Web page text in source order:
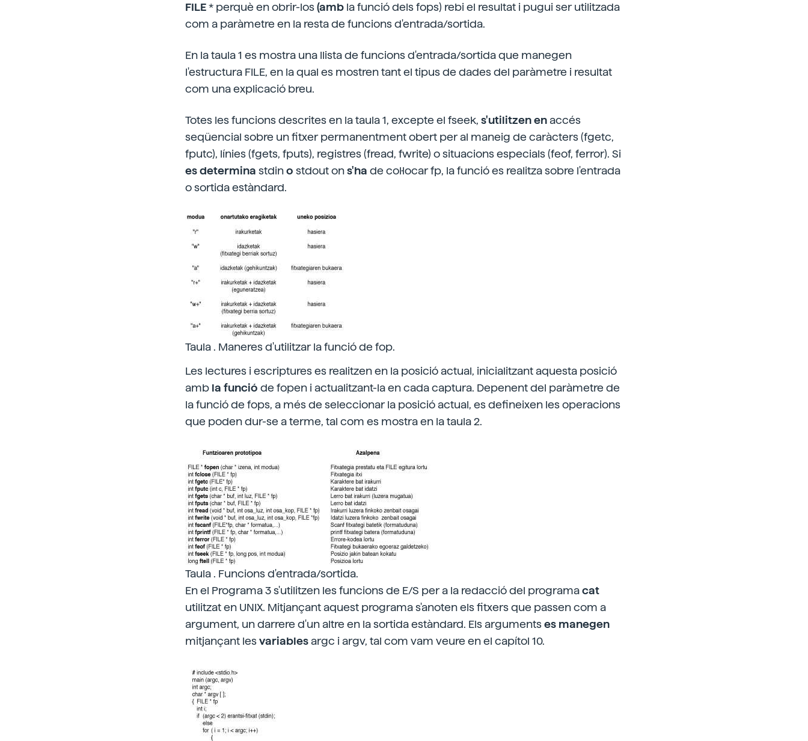
FILE* perquè en obrir-los(amb la funció dels fops) rebi el resultat i pugui ser utilitzada
com a paràmetre en la resta de funcions d'entrada/sortida.
En la taula 1 es mostra una llista de funcions d'entrada/sortida que manegen
l'estructura FILE, en la qual es mostren tant el tipus de dades del paràmetre i resultat
com una explicació breu.
Totes les funcions descrites en la taula 1, excepte el fseek, s'utilitzen en accés
seqüencial sobre un fitxer permanentment obert per al maneig de caràcters (fgetc,
fputc), línies (fgets, fputs), registres (fread, fwrite) o situacions especials (feof, ferror). Si
es determina stdino stdout ons'ha de col·locar fp, la funció es realitza sobre l'entrada
o sortida estàndard.
Taula . Maneres d'utilitzar la funció de fop.
Les lectures i escriptures es realitzen en la posició actual, inicialitzant aquesta posició
amb la funció de fopen i actualitzant-la en cada captura. Depenent del paràmetre de
la funció de fops, a més de seleccionar la posició actual, es defineixen les operacions
que poden dur-se a terme, tal com es mostra en la taula 2.
Taula . Funcions d'entrada/sortida.
En el Programa 3 s'utilitzen les funcions de E/S per a la redacció del programacat
utilitzat en UNIX. Mitjançant aquest programa s'anoten els fitxers que passen com a
argument, un darrere d'un altre en la sortida estàndard. Els argumentses manegen
mitjançant lesvariables argc i argv, tal com vam veure en el capítol 10.